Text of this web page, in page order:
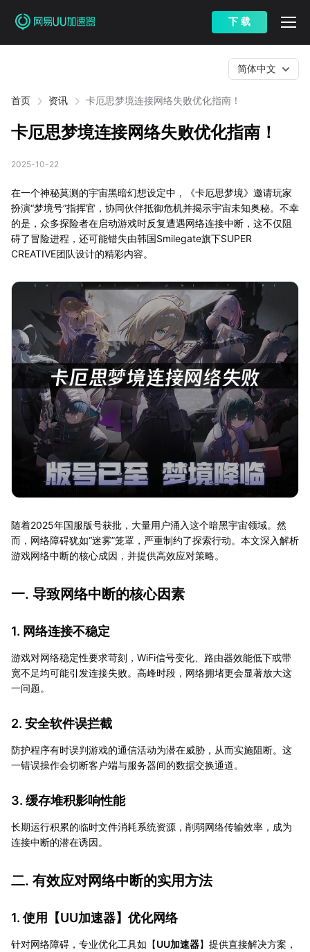
下 载
首页 资讯 卡厄思梦境连接网络失败优化指南！
简体中文
卡厄思梦境连接网络失败优化指南！
2025-10-22
在一个神秘莫测的宇宙黑暗幻想设定中，《卡厄思梦境》邀请玩家
扮演“梦境号”指挥官，协同伙伴抵御危机并揭示宇宙未知奥秘。不幸
的是，众多探险者在启动游戏时反复遭遇网络连接中断，这不仅阻
碍了冒险进程，还可能错失由韩国Smilegate旗下SUPER
CREATIVE团队设计的精彩内容。
随着2025年国服版号获批，大量用户涌入这个暗黑宇宙领域。然
而，网络障碍犹如“迷雾”笼罩，严重制约了探索行动。本文深入解析
游戏网络中断的核心成因，并提供高效应对策略。
一. 导致网络中断的核心因素
1. 网络连接不稳定
游戏对网络稳定性要求苛刻，WiFi信号变化、路由器效能低下或带
宽不足均可能引发连接失败。高峰时段，网络拥堵更会显著放大这
一问题。
2. 安全软件误拦截
防护程序有时误判游戏的通信活动为潜在威胁，从而实施阻断。这
一错误操作会切断客户端与服务器间的数据交换通道。
3. 缓存堆积影响性能
长期运行积累的临时文件消耗系统资源，削弱网络传输效率，成为
连接中断的潜在诱因。
二. 有效应对网络中断的实用方法
1. 使用【UU加速器】优化网络
针对网络障碍，专业优化工具如【UU加速器】提供直接解决方案，